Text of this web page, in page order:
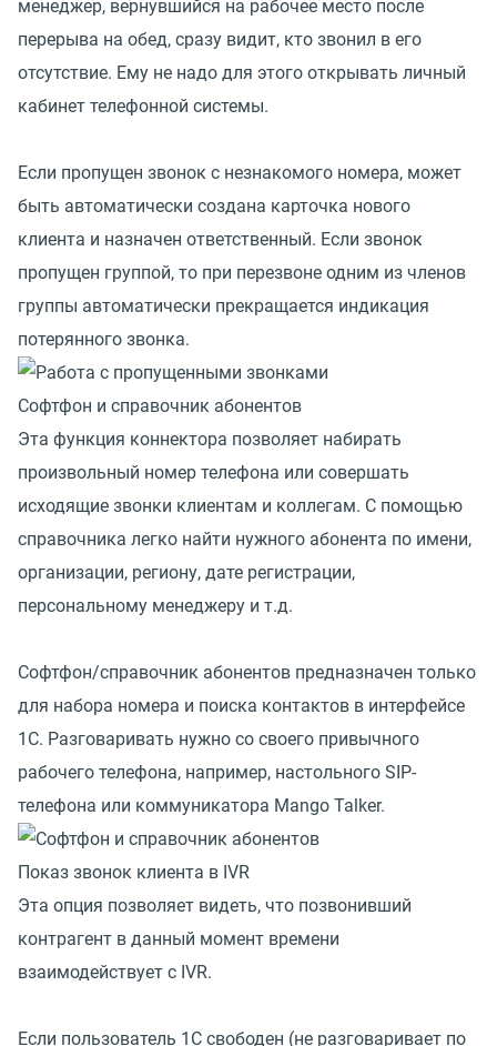
менеджер, вернувшийся на рабочее место после
перерыва на обед, сразу видит, кто звонил в его
отсутствие. Ему не надо для этого открывать личный
кабинет телефонной системы.
Если пропущен звонок с незнакомого номера, может
быть автоматически создана карточка нового
клиента и назначен ответственный. Если звонок
пропущен группой, то при перезвоне одним из членов
группы автоматически прекращается индикация
потерянного звонка.
Софтфон и справочник абонентов
Эта функция коннектора позволяет набирать
произвольный номер телефона или совершать
исходящие звонки клиентам и коллегам. С помощью
справочника легко найти нужного абонента по имени,
организации, региону, дате регистрации,
персональному менеджеру и т.д.
Софтфон/справочник абонентов предназначен только
для набора номера и поиска контактов в интерфейсе
1С. Разговаривать нужно со своего привычного
рабочего телефона, например, настольного SIP-
телефона или коммуникатора Mango Talker.
Показ звонок клиента в IVR
Эта опция позволяет видеть, что позвонивший
контрагент в данный момент времени
взаимодействует с IVR.
Если пользователь 1С свободен (не разговаривает по